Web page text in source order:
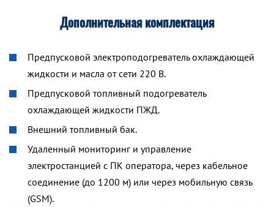
Дополнительная комплектация
Предпусковой электроподогреватель охлаждающей
жидкости и масла от сети 220 В.
Предпусковой топливный подогреватель
охлаждающей жидкости ПЖД.
Внешний топливный бак.
Удаленный мониторинг и управление
электростанцией с ПК оператора, через кабельное
соединение (до 1200 м) или через мобильную связь
(GSM).